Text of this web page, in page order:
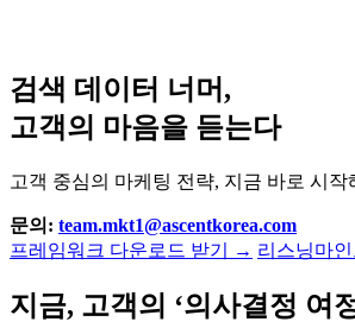
검색 데이터 너머,
고객의 마음을 듣는다
고객 중심의 마케팅 전략, 지금 바로 시작
문의: team.mkt1@ascentkorea.com
프레임워크 다운로드 받기 → 리스닝마
지금, 고객의 ‘의사결정 여